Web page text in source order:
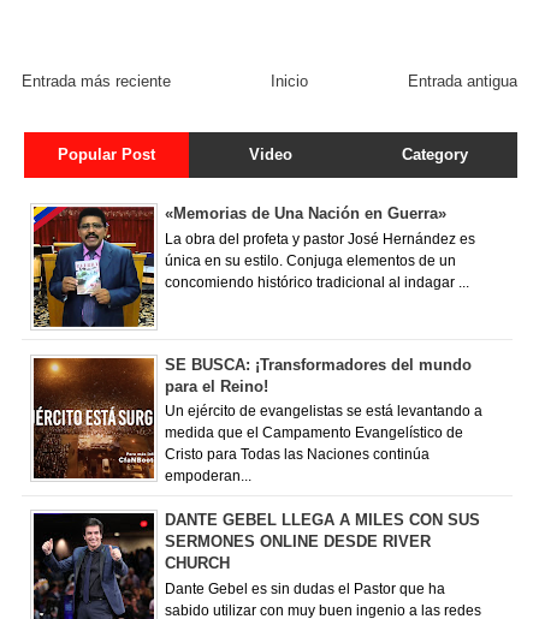
Entrada más reciente Entrada antigua
Inicio
Popular Post Video Category
«Memorias de Una Nación en Guerra»
La obra del profeta y pastor José Hernández es
única en su estilo. Conjuga elementos de un
concomiendo histórico tradicional al indagar ...
SE BUSCA: ¡Transformadores del mundo
para el Reino!
Un ejército de evangelistas se está levantando a
medida que el Campamento Evangelístico de
Cristo para Todas las Naciones continúa
empoderan...
DANTE GEBEL LLEGA A MILES CON SUS
SERMONES ONLINE DESDE RIVER
CHURCH
Dante Gebel es sin dudas el Pastor que ha
sabido utilizar con muy buen ingenio a las redes